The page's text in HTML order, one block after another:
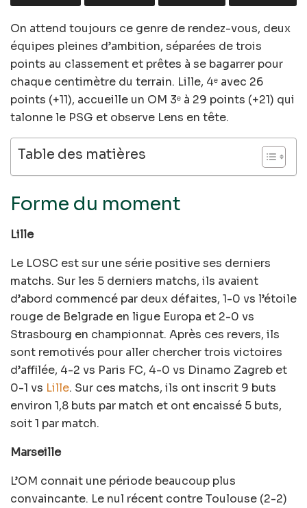
On attend toujours ce genre de rendez-vous, deux
équipes pleines d’ambition, séparées de trois
points au classement et prêtes à se bagarrer pour
chaque centimètre du terrain. Lille, 4ᵉ avec 26
points (+11), accueille un OM 3ᵉ à 29 points (+21) qui
talonne le PSG et observe Lens en tête.
Table des matières
Forme du moment
Lille
Le LOSC est sur une série positive ses derniers
matchs. Sur les 5 derniers matchs, ils avaient
d’abord commencé par deux défaites, 1-0 vs l’étoile
rouge de Belgrade en ligue Europa et 2-0 vs
Strasbourg en championnat. Après ces revers, ils
sont remotivés pour aller chercher trois victoires
d’affilée, 4-2 vs Paris FC, 4-0 vs Dinamo Zagreb et
0-1 vs Lille. Sur ces matchs, ils ont inscrit 9 buts
environ 1,8 buts par match et ont encaissé 5 buts,
soit 1 par match.
Marseille
L’OM connait une période beaucoup plus
convaincante. Le nul récent contre Toulouse (2-2)